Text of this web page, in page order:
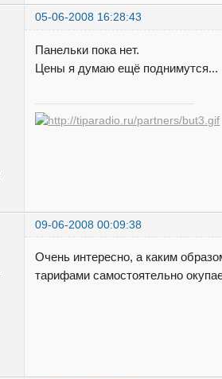
05-06-2008 16:28:43
Панельки пока нет.
Цены я думаю ещё поднимутся...
09-06-2008 00:09:38
Очень интересно, а каким
тарифами самостоятельно